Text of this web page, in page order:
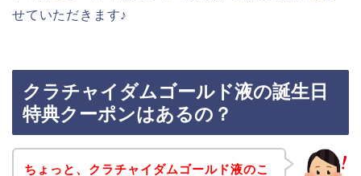
せていただきます♪
クラチャイダムゴールド液の誕生日
特典クーポンはあるの？
ちょっと、クラチャイダムゴールド液のこ